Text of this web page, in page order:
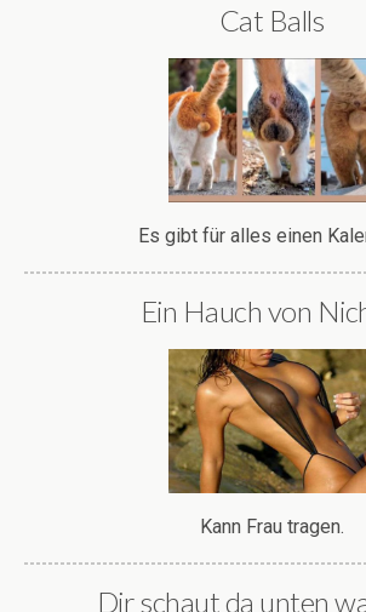
Cat Balls
Es gibt für alles einen
Ein Hauch von
Kann Frau tragen.
Dir schaut da unten